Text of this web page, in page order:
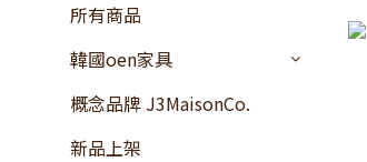
所有商品
韓國oen家具
概念品牌 J3MaisonCo.
新品上架